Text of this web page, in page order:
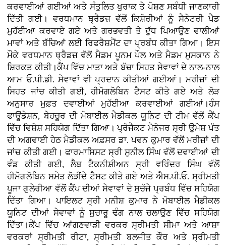
ਕਰਵਾਈਆਂ ਗਈਆਂ ਅਤੇ ਸੰਤੁਲਿਤ ਖੁਰਾਕ ਤੇ ਪੋਸ਼ਣ ਸਬੰਧੀ ਜਾਣਕਾਰੀ
ਦਿੱਤੀ ਗਈ। ਵਰਧਮਾਨ ਥ੍ਰੈਡਜ਼ ਵੱਲੋਂ ਕਿਸ਼ੋਰੀਆਂ ਨੂੰ ਸੈਨੇਟਰੀ ਪੈਡ
ਮੁਹੱਈਆ ਕਰਵਾਏ ਗਏ ਅਤੇ ਗਰਭਵਤੀ ਤੇ ਦੁੱਧ ਪਿਆਉਣ ਵਾਲੀਆਂ
ਮਾਵਾਂ ਅਤੇ ਬੱਚਿਆਂ ਲਈ ਰਿਫਰੈਸ਼ਮੈਂਟ ਦਾ ਪ੍ਰਬੰਧ ਕੀਤਾ ਗਿਆ। ਇਸ
ਮੌਕੇ ਵਰਧਮਾਨ ਥ੍ਰੈਡਜ਼ ਵੱਲੋਂ ਮੈਡਮ ਪੂਨਮ ਪੌਲ ਅਤੇ ਮੈਡਮ ਮੁਸਕਾਨ ਨੇ
ਸ਼ਿਰਕਤ ਕੀਤੀ।ਕੈਂਪ ਵਿੱਚ ਮਾਤਾ ਅਤੇ ਬੱਚਾ ਸਿਹਤ ਸੇਵਾਵਾਂ ਦੇ ਨਾਲ-ਨਾਲ
ਆਮ ਓ.ਪੀ.ਡੀ. ਸੇਵਾਵਾਂ ਵੀ ਪ੍ਰਦਾਨ ਕੀਤੀਆਂ ਗਈਆਂ। ਮਰੀਜ਼ਾਂ ਦੀ
ਸਿਹਤ ਜਾਂਚ ਕੀਤੀ ਗਈ, ਹੀਮੋਗਲੋਬਿਨ ਟੈਸਟ ਕੀਤੇ ਗਏ ਅਤੇ ਲੋੜ
ਅਨੁਸਾਰ ਮੁਫ਼ਤ ਦਵਾਈਆਂ ਮੁਹੱਈਆ ਕਰਵਾਈਆਂ ਗਈਆਂ।ਹੰਸ
ਫਾਊਂਡੇਸ਼ਨ, ਬੇਹਚੂਰ ਦੀ ਮੋਬਾਈਲ ਮੈਡੀਕਲ ਯੂਨਿਟ ਦੀ ਟੀਮ ਵੱਲੋਂ ਕੈਂਪ
ਵਿੱਚ ਵਿਸ਼ੇਸ਼ ਸਹਿਯੋਗ ਦਿੱਤਾ ਗਿਆ। ਪ੍ਰੋਜੈਕਟ ਮੈਨੇਜਰ ਸ੍ਰੀ ਉਮੇਸ਼ ਪੰਤ
ਦੀ ਅਗਵਾਈ ਹੇਠ ਮੈਡੀਕਲ ਅਫ਼ਸਰ ਡਾ. ਪਵਨ ਕੁਮਾਰ ਵੱਲੋਂ ਮਰੀਜ਼ਾਂ ਦੀ
ਜਾਂਚ ਕੀਤੀ ਗਈ। ਫਾਰਮਾਸਿਸਟ ਸ੍ਰੀ ਸੁਨੀਲ ਸਿੰਘ ਵੱਲੋਂ ਦਵਾਈਆਂ ਦੀ
ਵੰਡ ਕੀਤੀ ਗਈ, ਲੈਬ ਟੈਕਨੀਸ਼ੀਅਨ ਸ੍ਰੀ ਵਰਿੰਦਰ ਸਿੰਘ ਵੱਲੋਂ
ਹੀਮੋਗਲੋਬਿਨ ਸਮੇਤ ਲੋੜੀਂਦੇ ਟੈਸਟ ਕੀਤੇ ਗਏ ਅਤੇ ਐਸ.ਪੀ.ਓ. ਸ੍ਰੀਮਤੀ
ਪੂਜਾ ਗੁਲੇਰੀਆ ਵੱਲੋਂ ਕੈਂਪ ਦੀਆਂ ਸੇਵਾਵਾਂ ਦੇ ਸੁਚੱਜੇ ਪ੍ਰਬੰਧ ਵਿੱਚ ਸਹਿਯੋਗ
ਦਿੱਤਾ ਗਿਆ। ਪਾਇਲਟ ਸ੍ਰੀ ਮਨੀਸ਼ ਕੁਮਾਰ ਨੇ ਮੋਬਾਈਲ ਮੈਡੀਕਲ
ਯੂਨਿਟ ਦੀਆਂ ਸੇਵਾਵਾਂ ਨੂੰ ਸੁਚਾਰੂ ਢੰਗ ਨਾਲ ਚਲਾਉਣ ਵਿੱਚ ਸਹਿਯੋਗ
ਦਿੱਤਾ।ਕੈਂਪ ਵਿੱਚ ਆਂਗਣਵਾੜੀ ਵਰਕਰ ਸ੍ਰੀਮਤੀ ਸੀਮਾ ਅਤੇ ਆਸ਼ਾ
ਵਰਕਰਾਂ ਸ੍ਰੀਮਤੀ ਰੀਟਾ, ਸ੍ਰੀਮਤੀ ਬਲਜੀਤ ਕੌਰ ਅਤੇ ਸ੍ਰੀਮਤੀ